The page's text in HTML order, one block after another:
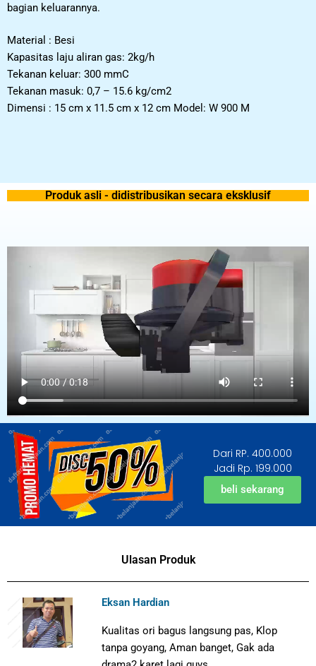
bagian keluarannya.
Material : Besi
Kapasitas laju aliran gas: 2kg/h
Tekanan keluar: 300 mmC
Tekanan masuk: 0,7 – 15.6 kg/cm2
Dimensi : 15 cm x 11.5 cm x 12 cm Model: W 900 M
Produk asli - didistribusikan secara eksklusif
Dari RP. 400.000
Jadi Rp. 199.000
beli sekarang
Ulasan Produk
Eksan Hardian
Kualitas ori bagus langsung pas, Klop
tanpa goyang,Aman banget,Gak ada